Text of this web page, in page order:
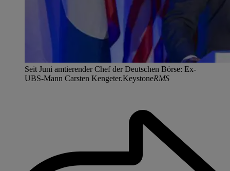
Seit Juni amtierender Chef der Deutschen Börse: Ex-
UBS-Mann Carsten Kengeter.KeystoneRMS